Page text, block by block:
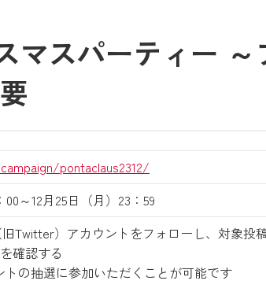
マスパーティー
pontaclaus2312/
00～12月25日（月）23：59
Twitter）アカウントをフォローし、対象投
確認する
の抽選に参加いただくことが可能です